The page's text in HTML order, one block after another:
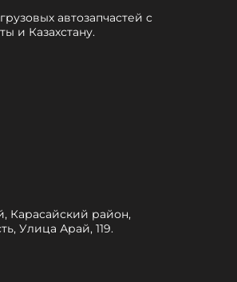
автозапчастей c
и Казахстану.
Карасайский район,
Улица Арай, 119.